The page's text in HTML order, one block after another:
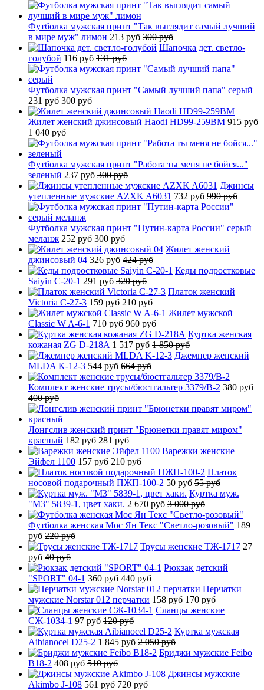
Футболка мужская принт "Так выглядит самый лучший
в мире муж" лимон 213 руб 300 руб
Шапочка дет. светло-
голубой 116 руб 131 руб
Футболка мужская принт "Самый лучший папа" серый
231 руб 300 руб
Жилет женский джинсовый Haodi HD99-259BM 915 руб
1 040 руб
Футболка мужская принт "Работа ты меня не бойся..."
зеленый 237 руб 300 руб
Джинсы
утепленные мужские AZXK A6031 732 руб 990 руб
Футболка мужская принт "Путин-карта России" серый
меланж 252 руб 300 руб
Жилет женский
джинсовый 04 326 руб 424 руб
Кеды подростковые
Saiyin C-20-1 291 руб 320 руб
Платок женский
Victoria C-27-3 159 руб 210 руб
Жилет мужской
Classic W A-6-1 710 руб 960 руб
Куртка женская
кожаная ZG D-218A 1 517 руб 1 850 руб
Джемпер женский
MLDA K-12-3 544 руб 664 руб
Комплект женские трусы/бюстгальтер 3379/B-2 380 руб
400 руб
Лонгслив женский принт "Брюнетки правят миром"
красный 182 руб 281 руб
Варежки женские
Эйфел 1100 157 руб 210 руб
Платок
носовой подарочный ПЖП-100-2 50 руб 55 руб
Куртка муж.
"М3" 5839-1, цвет хаки. 2 670 руб 3 000 руб
Футболка женская Мос Ян Текс "Светло-розовый" 189
руб 220 руб
Трусы женские ТЖ-1717 27
руб 40 руб
Рюкзак детский
"SPORT" 04-1 360 руб 440 руб
Перчатки
мужские Norstar 012 перчатки 158 руб 170 руб
Сланцы женские
СЖ-1034-1 97 руб 120 руб
Куртка мужская
Aibianocel D25-2 1 845 руб 2 050 руб
Бриджи мужские Feibo
B18-2 408 руб 510 руб
Джинсы мужские
Akimbo J-108 561 руб 720 руб